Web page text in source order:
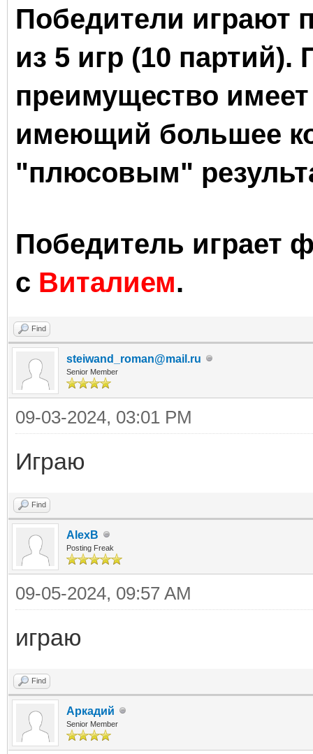
Победители играют
из 5 игр (10 партий).
преимущество имеет
имеющий большее
"плюсовым"
Победитель играет
с Виталием.
Find
steiwand_roman@mail.ru
Senior Member
09-03-2024, 03:01 PM
Играю
Find
AlexB
Posting Freak
09-05-2024, 09:57 AM
играю
Find
Аркадий
Senior Member